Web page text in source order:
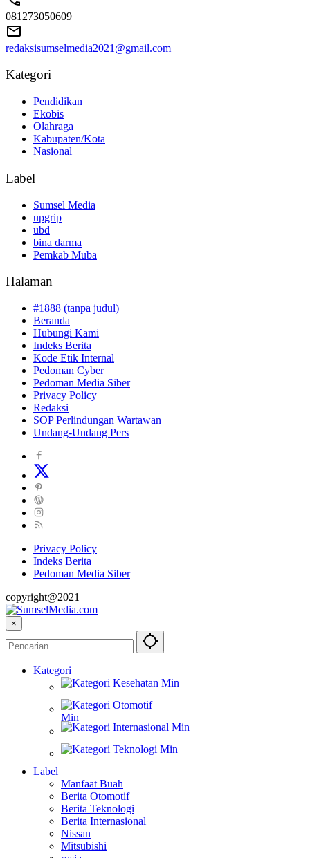
081273050609
redaksisumselmedia2021@gmail.com
Kategori
Pendidikan
Ekobis
Olahraga
Kabupaten/Kota
Nasional
Label
Sumsel Media
upgrip
ubd
bina darma
Pemkab Muba
Halaman
#1888 (tanpa judul)
Beranda
Hubungi Kami
Indeks Berita
Kode Etik Internal
Pedoman Cyber
Pedoman Media Siber
Privacy Policy
Redaksi
SOP Perlindungan Wartawan
Undang-Undang Pers
Privacy Policy
Indeks Berita
Pedoman Media Siber
copyright@2021
×
Kategori
Label
Manfaat Buah
Berita Otomotif
Berita Teknologi
Berita Internasional
Nissan
Mitsubishi